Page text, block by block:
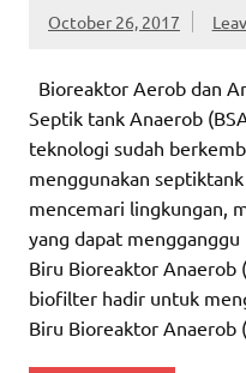
October 26, 2017
Bioreaktor Aerob dan
Septik tank Anaerob
teknologi sudah
menggunakan
mencemari lingkungan,
yang dapat
Biru Bioreaktor Anaerob
biofilter hadir untuk
Biru Bioreaktor Anaerob